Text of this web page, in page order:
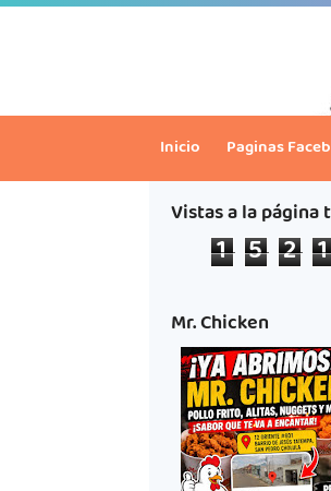
Inicio Paginas
Vistas a la página
1 5 2 1
Mr. Chicken